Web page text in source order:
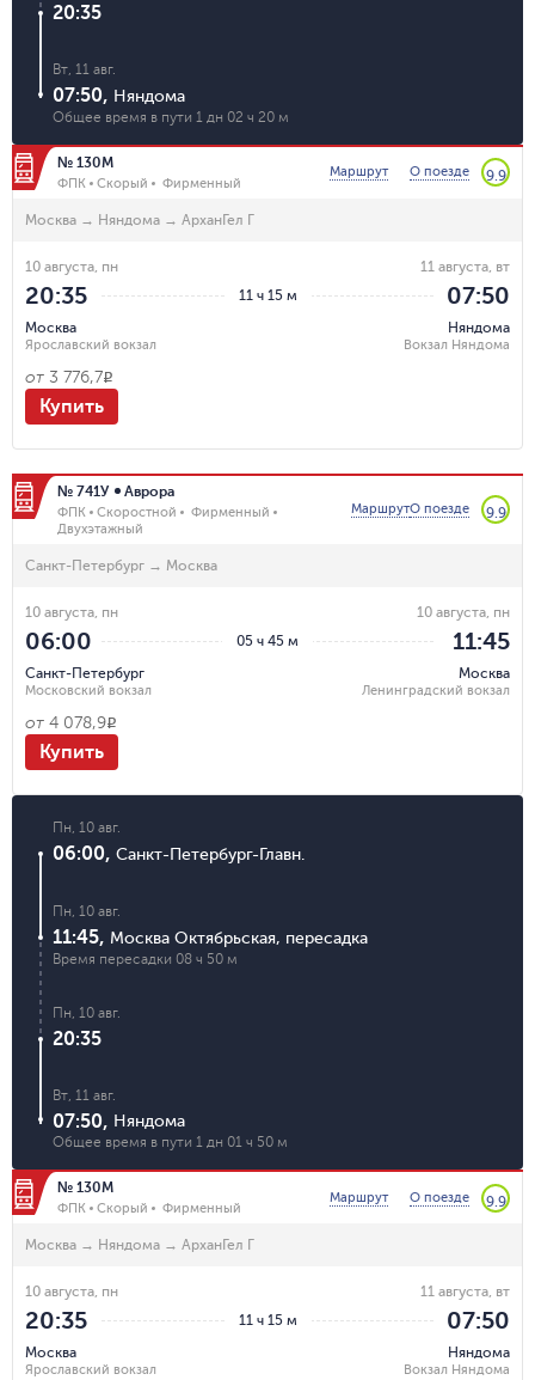
20:35
Вт, 11 авг.
07:50, Няндома
Общее время в пути 1 дн 02 ч 20 м
№ 130М
ФПК Скорый Фирменный
Маршрут О поезде 9.9
Москва → Няндома → АрханГел Г
11 ч 15 м
10 августа, пн
20:35
Москва
Ярославский вокзал
11 августа, вт
07:50
Няндома
Вокзал Няндома
от 3 776,7R
Купить
№ 741У Аврора
ФПК Скоростной
Фирменный
Двухэтажный
МаршрутО поезде 9.9
Санкт-Петербург → Москва
05 ч 45 м
10 августа, пн
06:00
Санкт-Петербург
Московский вокзал
10 августа, пн
11:45
Москва
Ленинградский вокзал
от 4 078,9R
Купить
Пн, 10 авг.
06:00, Санкт-Петербург-Главн.
Пн, 10 авг.
11:45, Москва Октябрьская, пересадка
Время пересадки 08 ч 50 м
Пн, 10 авг.
20:35
Вт, 11 авг.
07:50, Няндома
Общее время в пути 1 дн 01 ч 50 м
№ 130М
ФПК Скорый Фирменный
Маршрут О поезде 9.9
Москва → Няндома → АрханГел Г
11 ч 15 м
10 августа, пн
20:35
Москва
Ярославский вокзал
11 августа, вт
07:50
Няндома
Вокзал Няндома